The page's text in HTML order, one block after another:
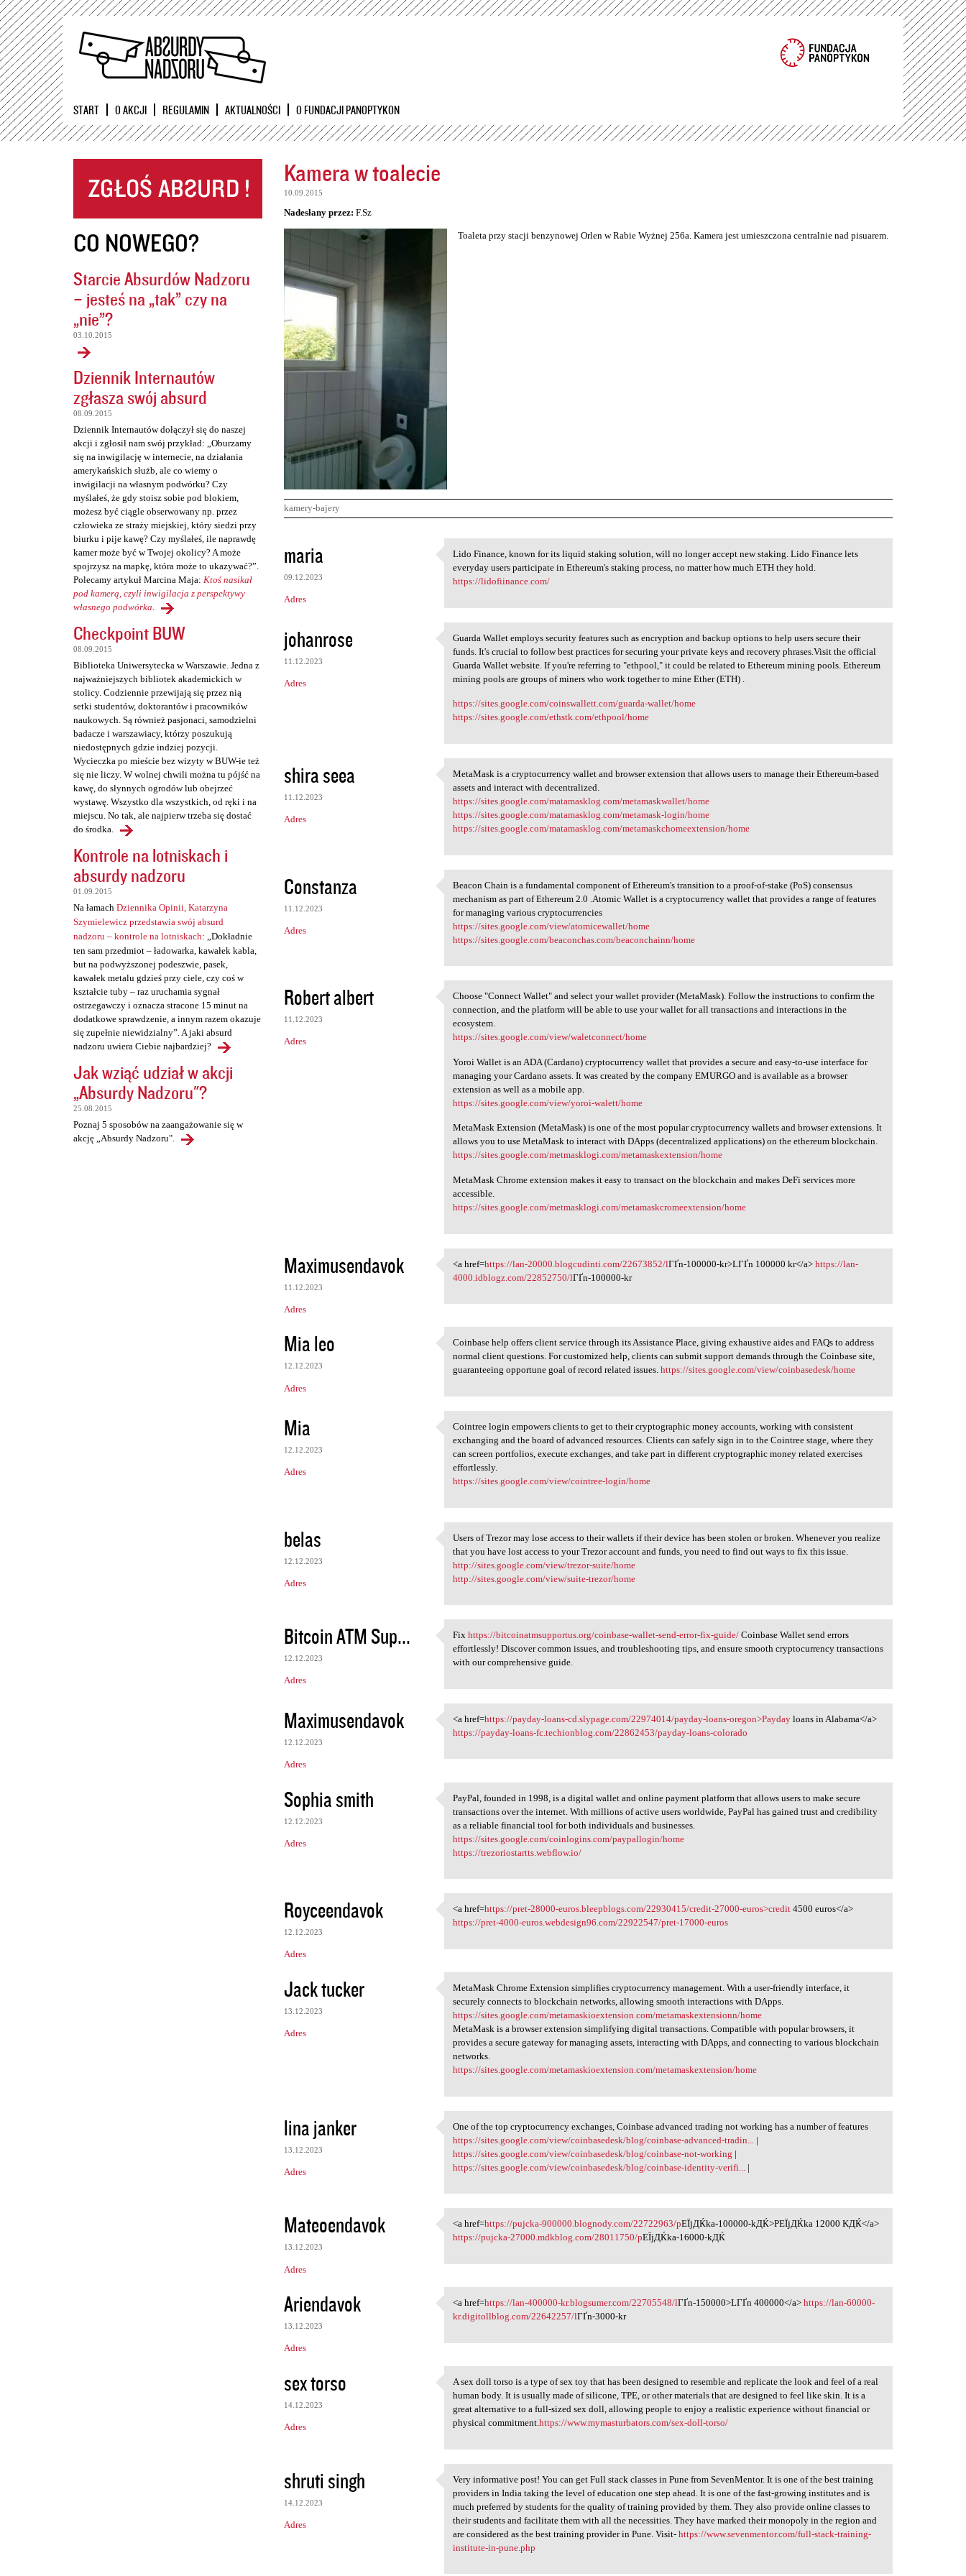
Przejdź
START O AKCJI REGULAMIN AKTUALNOŚCI O FUNDACJI PANOPTYKON
CO NOWEGO?
Starcie Absurdów Nadzoru
– jesteś na „tak” czy na
„nie”?
03.10.2015
Dziennik Internautów
zgłasza swój absurd
08.09.2015
Dziennik Internautów dołączył się do naszej
akcji i zgłosił nam swój przykład: „Oburzamy
się na inwigilację w internecie, na działania
amerykańskich służb, ale co wiemy o
inwigilacji na własnym podwórku? Czy
myślałeś, że gdy stoisz sobie pod blokiem,
możesz być ciągle obserwowany np. przez
człowieka ze straży miejskiej, który siedzi przy
biurku i pije kawę? Czy myślałeś, ile naprawdę
kamer może być w Twojej okolicy? A może
spojrzysz na mapkę, która może to ukazywać?”.
Polecamy artykuł Marcina Maja: Ktoś nasikał
pod kamerą, czyli inwigilacja z perspektywy
własnego podwórka.
Checkpoint BUW
08.09.2015
Biblioteka Uniwersytecka w Warszawie. Jedna z
najważniejszych bibliotek akademickich w
stolicy. Codziennie przewijają się przez nią
setki studentów, doktorantów i pracowników
naukowych. Są również pasjonaci, samodzielni
badacze i warszawiacy, którzy poszukują
niedostępnych gdzie indziej pozycji.
Wycieczka po mieście bez wizyty w BUW-ie też
się nie liczy. W wolnej chwili można tu pójść na
kawę, do słynnych ogrodów lub obejrzeć
wystawę. Wszystko dla wszystkich, od ręki i na
miejscu. No tak, ale najpierw trzeba się dostać
do środka.
Kontrole na lotniskach i
absurdy nadzoru
01.09.2015
Na łamach Dziennika Opinii, Katarzyna
Szymielewicz przedstawia swój absurd
nadzoru – kontrole na lotniskach: „Dokładnie
ten sam przedmiot – ładowarka, kawałek kabla,
but na podwyższonej podeszwie, pasek,
kawałek metalu gdzieś przy ciele, czy coś w
kształcie tuby – raz uruchamia sygnał
ostrzegawczy i oznacza stracone 15 minut na
dodatkowe sprawdzenie, a innym razem okazuje
się zupełnie niewidzialny”. A jaki absurd
nadzoru uwiera Ciebie najbardziej?
Jak wziąć udział w akcji
„Absurdy Nadzoru"?
25.08.2015
Poznaj 5 sposobów na zaangażowanie się w
akcję „Absurdy Nadzoru".
Kamera w toalecie
10.09.2015
Nadesłany przez: F.Sz
Toaleta przy stacji benzynowej Orlen w Rabie Wyżnej 256a. Kamera jest umieszczona centralnie nad pisuarem.
kamery-bajery
K
o
m
e
n
t
a
r
maria
09.12.2023
Adres
Lido Finance, known for its
Lido Finance, known for its liquid staking solution, will no longer accept new staking. Lido Finance lets
everyday users participate in Ethereum's staking process, no matter how much ETH they hold.
https://lidofiinance.com/
johanrose
11.12.2023
Adres
Guarda Wallet employs
Guarda Wallet employs security features such as encryption and backup options to help users secure their
funds. It's crucial to follow best practices for securing your private keys and recovery phrases.Visit the official
Guarda Wallet website. If you're referring to "ethpool," it could be related to Ethereum mining pools. Ethereum
mining pools are groups of miners who work together to mine Ether (ETH) .
https://sites.google.com/coinswallett.com/guarda-wallet/home
https://sites.google.com/ethstk.com/ethpool/home
shira seea
11.12.2023
Adres
MetaMask is a cryptocurrency
MetaMask is a cryptocurrency wallet and browser extension that allows users to manage their Ethereum-based
assets and interact with decentralized.
https://sites.google.com/matamasklog.com/metamaskwallet/home
https://sites.google.com/matamasklog.com/metamask-login/home
https://sites.google.com/matamasklog.com/metamaskchomeextension/home
Constanza
11.12.2023
Adres
Beacon Chain is a fundamental
Beacon Chain is a fundamental component of Ethereum's transition to a proof-of-stake (PoS) consensus
mechanism as part of Ethereum 2.0 .Atomic Wallet is a cryptocurrency wallet that provides a range of features
for managing various cryptocurrencies
https://sites.google.com/view/atomicewallet/home
https://sites.google.com/beaconchas.com/beaconchainn/home
Robert albert
11.12.2023
Adres
Choose "Connect Wallet" and
Choose "Connect Wallet" and select your wallet provider (MetaMask). Follow the instructions to confirm the
connection, and the platform will be able to use your wallet for all transactions and interactions in the
ecosystem.
https://sites.google.com/view/waletconnect/home
Yoroi Wallet is an ADA (Cardano) cryptocurrency wallet that provides a secure and easy-to-use interface for
managing your Cardano assets. It was created by the company EMURGO and is available as a browser
extension as well as a mobile app.
https://sites.google.com/view/yoroi-walett/home
MetaMask Extension (MetaMask) is one of the most popular cryptocurrency wallets and browser extensions. It
allows you to use MetaMask to interact with DApps (decentralized applications) on the ethereum blockchain.
https://sites.google.com/metmasklogi.com/metamaskextension/home
MetaMask Chrome extension makes it easy to transact on the blockchain and makes DeFi services more
accessible.
https://sites.google.com/metmasklogi.com/metamaskcromeextension/home
Maximusendavok
11.12.2023
Adres
<a href=https://lan-20000
<a href=https://lan-20000.blogcudinti.com/22673852/lГҐn-100000-kr>LГҐn 100000 kr</a>https://lan-
4000.idblogz.com/22852750/lГҐn-100000-kr
Mia leo
12.12.2023
Adres
Coinbase help offers client
Coinbase help offers client service through its Assistance Place, giving exhaustive aides and FAQs to address
normal client questions. For customized help, clients can submit support demands through the Coinbase site,
guaranteeing opportune goal of record related issues.https://sites.google.com/view/coinbasedesk/home
Mia
12.12.2023
Adres
Cointree login empowers
Cointree login empowers clients to get to their cryptographic money accounts, working with consistent
exchanging and the board of advanced resources. Clients can safely sign in to the Cointree stage, where they
can screen portfolios, execute exchanges, and take part in different cryptographic money related exercises
effortlessly.
https://sites.google.com/view/cointree-login/home
belas
12.12.2023
Adres
Users of Trezor may lose
Users of Trezor may lose access to their wallets if their device has been stolen or broken. Whenever you realize
that you have lost access to your Trezor account and funds, you need to find out ways to fix this issue.
http://sites.google.com/view/trezor-suite/home
http://sites.google.com/view/suite-trezor/home
Bitcoin ATM Sup...
12.12.2023
Adres
Fix https:/
Fixhttps://bitcoinatmsupportus.org/coinbase-wallet-send-error-fix-guide/ Coinbase Wallet send errors
effortlessly! Discover common issues, and troubleshooting tips, and ensure smooth cryptocurrency transactions
with our comprehensive guide.
Maximusendavok
12.12.2023
Adres
<a href=https://payday-loans
<a href=https://payday-loans-cd.slypage.com/22974014/payday-loans-oregon>Payday loans in Alabama</a>
https://payday-loans-fc.techionblog.com/22862453/payday-loans-colorado
Sophia smith
12.12.2023
Adres
PayPal, founded in 1998, is a
PayPal, founded in 1998, is a digital wallet and online payment platform that allows users to make secure
transactions over the internet. With millions of active users worldwide, PayPal has gained trust and credibility
as a reliable financial tool for both individuals and businesses.
https://sites.google.com/coinlogins.com/paypallogin/home
https://trezoriostartts.webflow.io/
Royceendavok
12.12.2023
Adres
<a href=https://pret-28000
<a href=https://pret-28000-euros.bleepblogs.com/22930415/credit-27000-euros>credit 4500 euros</a>
https://pret-4000-euros.webdesign96.com/22922547/pret-17000-euros
Jack tucker
13.12.2023
Adres
MetaMask Chrome Extension
MetaMask Chrome Extension simplifies cryptocurrency management. With a user-friendly interface, it
securely connects to blockchain networks, allowing smooth interactions with DApps.
https://sites.google.com/metamaskioextension.com/metamaskextensionn/home
MetaMask is a browser extension simplifying digital transactions. Compatible with popular browsers, it
provides a secure gateway for managing assets, interacting with DApps, and connecting to various blockchain
networks.
https://sites.google.com/metamaskioextension.com/metamaskextension/home
lina janker
13.12.2023
Adres
One of the top cryptocurrency
One of the top cryptocurrency exchanges, Coinbase advanced trading not working has a number of features
https://sites.google.com/view/coinbasedesk/blog/coinbase-advanced-tradin...
|
https://sites.google.com/view/coinbasedesk/blog/coinbase-not-working |
https://sites.google.com/view/coinbasedesk/blog/coinbase-identity-verifi...
|
Mateoendavok
13.12.2023
Adres
<a href=https://pujcka-900000
<a href=https://pujcka-900000.blognody.com/22722963/pЕЇjДЌka-100000-kДЌ>PЕЇjДЌka 12000 KДЌ</a>
https://pujcka-27000.mdkblog.com/28011750/pЕЇjДЌka-16000-kДЌ
Ariendavok
13.12.2023
Adres
<a href=https://lan-400000-kr
<a href=https://lan-400000-kr.blogsumer.com/22705548/lГҐn-150000>LГҐn 400000</a>https://lan-60000-
kr.digitollblog.com/22642257/lГҐn-3000-kr
sex torso
14.12.2023
Adres
A sex doll torso is a type of
A sex doll torso is a type of sex toy that has been designed to resemble and replicate the look and feel of a real
human body. It is usually made of silicone, TPE, or other materials that are designed to feel like skin. It is a
great alternative to a full-sized sex doll, allowing people to enjoy a realistic experience without financial or
physical commitment.https://www.mymasturbators.com/sex-doll-torso/
shruti singh
14.12.2023
Adres
Very informative post! You
Very informative post! You can get Full stack classes in Pune​ from SevenMentor. It is one of the best training
providers in India taking the level of education one step ahead. It is one of the fast-growing institutes and is
much preferred by students for the quality of training provided by them. They also provide online classes to
their students and facilitate them with all the necessities. They have marked their monopoly in the region and
are considered as the best training provider in Pune. Visit-https://www.sevenmentor.com/full-stack-training-
institute-in-pune.php